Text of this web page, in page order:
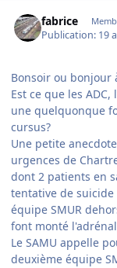
fabrice
Publication: 19
Bonsoir ou bonjour
Est ce que les
une quelquonque
cursus?
Une petite
urgences de
dont 2 patients en
tentative de
équipe SMUR
font monté
Le SAMU appelle
deuxième équipe